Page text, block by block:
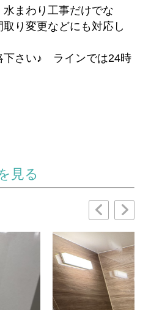
まわり工事だけでな
取り変更などにも対応し
下さい♪ ラインでは24時
見る